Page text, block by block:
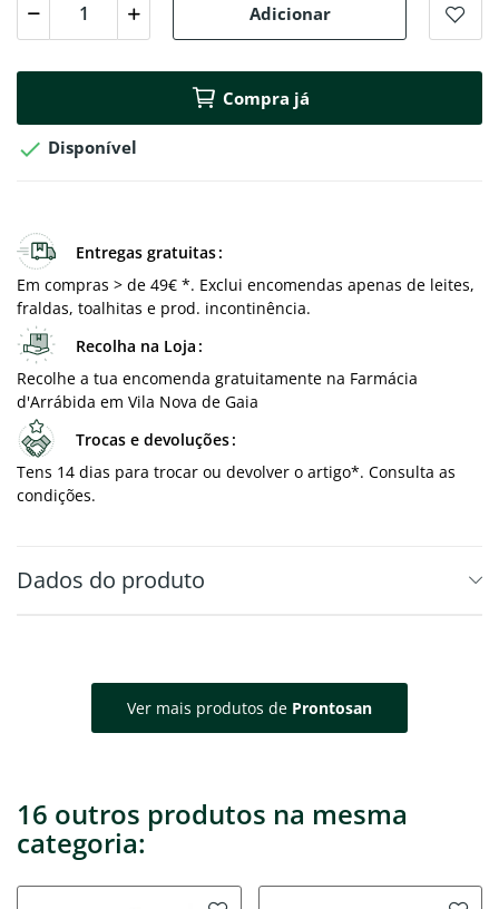
Adicionar
Compra já
 Disponível
Entregas gratuitas
Em compras > de 49€ *. Exclui encomendas apenas de leites,
fraldas, toalhitas e prod. incontinência.
Recolha na Loja
Recolhe a tua encomenda gratuitamente na Farmácia
d'Arrábida em Vila Nova de Gaia
Trocas e devoluções
Tens 14 dias para trocar ou devolver o artigo*. Consulta as
condições.
Dados do produto
Ver mais produtos de Prontosan
16 outros produtos na mesma
categoria: